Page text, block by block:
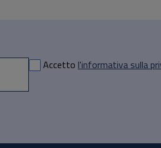
Accetto l'informativa sulla